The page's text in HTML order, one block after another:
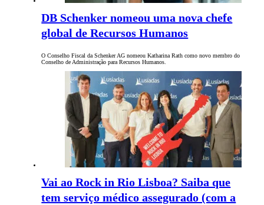
DB Schenker nomeou uma nova chefe
global de Recursos Humanos
O Conselho Fiscal da Schenker AG nomeou Katharina Rath como novo membro do
Conselho de Administração para Recursos Humanos.
Vai ao Rock in Rio Lisboa? Saiba que
tem serviço médico assegurado (com a